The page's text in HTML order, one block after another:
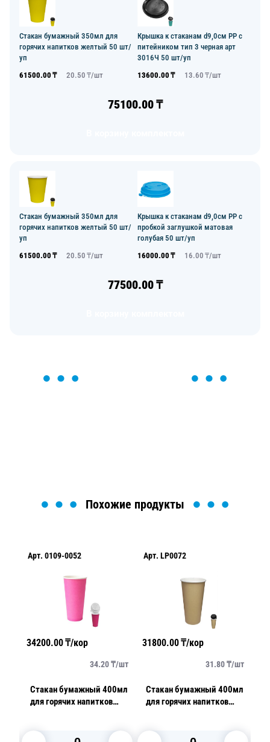
Стакан бумажный 350мл для
горячих напитков желтый 50 шт/
уп
61500.00 ₸ 20.50 ₸/шт
Крышка к стаканам d9,0см PP с
питейником тип 3 черная арт
3016Ч 50 шт/уп
13600.00 ₸ 13.60 ₸/шт
75100.00₸
Стакан бумажный 350мл для
горячих напитков желтый 50 шт/
уп
61500.00 ₸ 20.50 ₸/шт
Крышка к стаканам d9,0см PP с
пробкой заглушкой матовая
голубая 50 шт/уп
16000.00 ₸ 16.00 ₸/шт
77500.00₸
Похожие продукты
Арт. 0109-0052
34200.00₸/кор
34.20₸/шт
Стакан бумажный 400мл
для горячих напитков
Арт. LP0072
31800.00₸/кор
31.80₸/шт
Стакан бумажный 400мл
для горячих напитков